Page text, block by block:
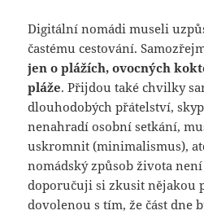
Digitální nomádi museli
častému cestování.
jen o plážích, ovocných
pláže. Přijdou také chvilky
dlouhodobých přátelství,
nenahradí osobní setkání,
uskromnit (minimalismus),
nomádský způsob života
doporučuji si zkusit nějakou
dovolenou s tím, že část dne